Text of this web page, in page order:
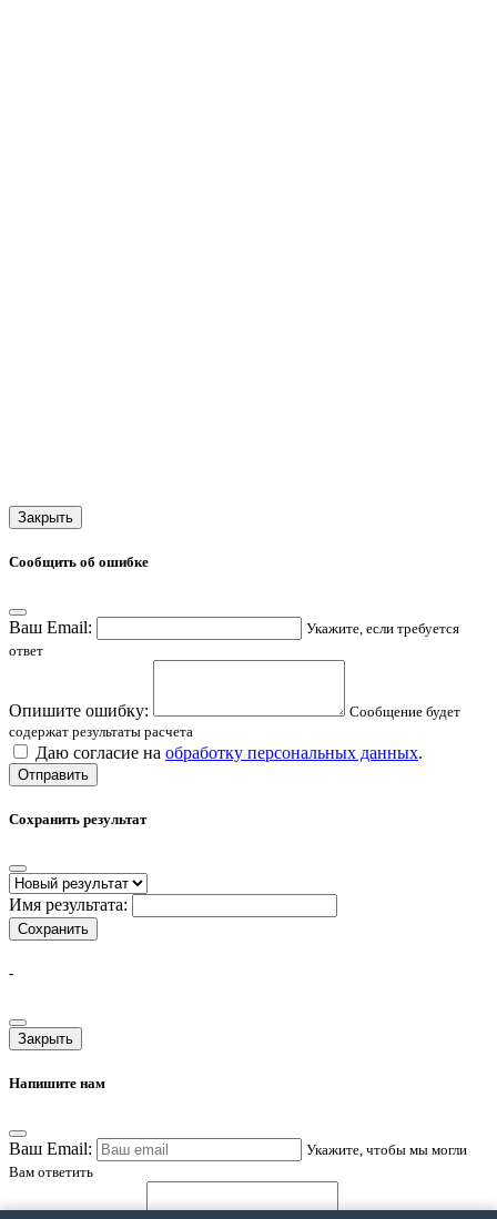
Закрыть
Сообщить об ошибке
Ваш Email:
Укажите, если требуется
ответ
Опишите ошибку:
Сообщение будет
содержат результаты расчета
Даю согласие на обработку персональных данных.
Отправить
Сохранить результат
Имя результата:
Сохранить
-
Закрыть
Напишите нам
Ваш Email:
Укажите, чтобы мы могли
Вам ответить